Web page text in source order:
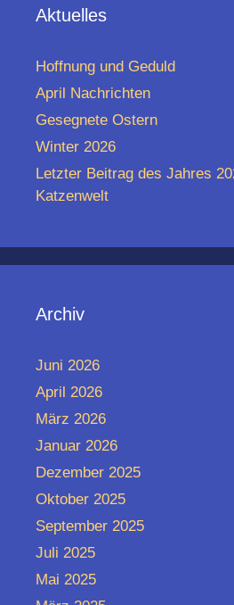
Aktuelles
Hoffnung und Geduld
April Nachrichten
Gesegnete Ostern
Winter 2026
Letzter Beitrag des Jahres
Katzenwelt
Archiv
Juni 2026
April 2026
März 2026
Januar 2026
Dezember 2025
Oktober 2025
September 2025
Juli 2025
Mai 2025